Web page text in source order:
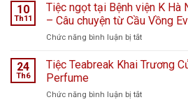
10
Th11
Tiệc ngọt tại Bệnh viện K Hà
– Câu chuyện từ Cầu Vồng
Chức năng bình luận bị tắtở
ngọt
viện
24
Th6
Tiệc Teabreak Khai Trương
Perfume
Chức năng bình luận bị tắtở